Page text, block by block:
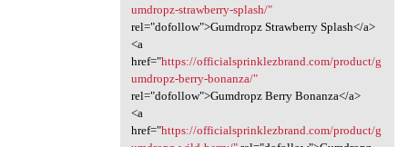
umdropz-strawberry-splash/"
rel="dofollow">Gumdropz Strawberry Splash</a>
<a
href="https://officialsprinklezbrand.com/product/g
umdropz-berry-bonanza/"
rel="dofollow">Gumdropz Berry Bonanza</a>
<a
href="https://officialsprinklezbrand.com/product/g